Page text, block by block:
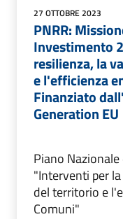
27 OTTOBRE 2023
PNRR:
Investimento
resilienza, la
e l'efficienza
Finanziato
Generation EU
Piano
"Interventi per
del territorio e
Comuni"